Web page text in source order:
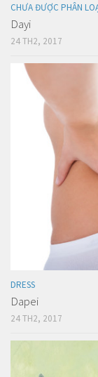
CHƯA ĐƯỢC PHÂN
Dayi
24 TH2, 2017
DRESS
Dapei
24 TH2, 2017